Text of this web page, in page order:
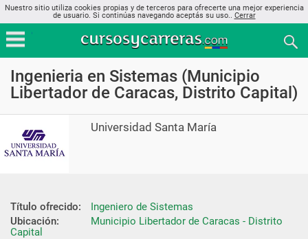
Nuestro sitio utiliza cookies propias y de terceros para ofrecerte una mejor experiencia
de usuario. Si continúas navegando aceptás su uso.. Cerrar
Ingenieria en Sistemas (Municipio
Libertador de Caracas, Distrito Capital)
Universidad Santa María
Título ofrecido:
Ingeniero de Sistemas
Ubicación:
Municipio Libertador de Caracas - Distrito
Capital